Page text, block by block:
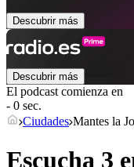
Descubrir más
Descubrir más
El podcast comienza en
- 0 sec.
Ciudades Mantes la
Escucha 3